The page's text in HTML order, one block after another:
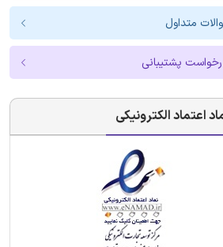
متداول
پشتیبانی
اعتماد الکترونیکی